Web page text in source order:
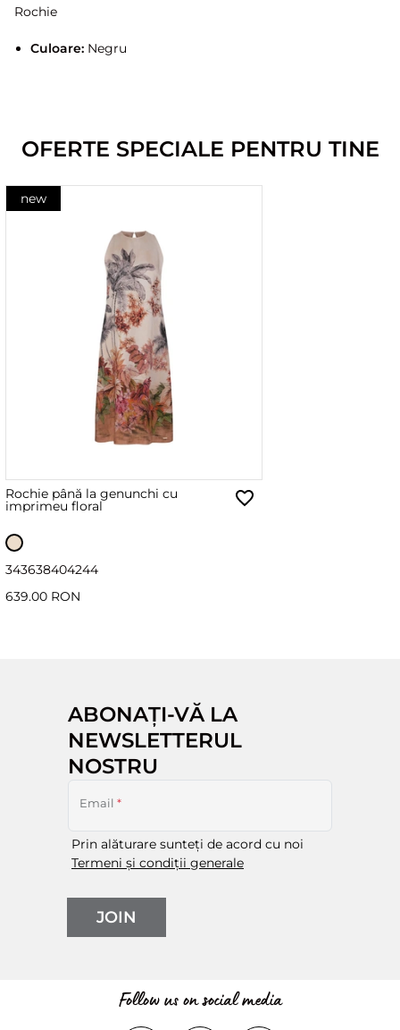
Rochie
Culoare:Negru
OFERTE SPECIALE PENTRU TINE
new
Rochie până la genunchi cu
imprimeu floral
343638404244
639.00 RON
ABONAȚI-VĂ LA
NEWSLETTERUL
NOSTRU
Email *
Prin alăturare sunteți de acord cu noi
Termeni și condiții generale
JOIN
Follow us on social media